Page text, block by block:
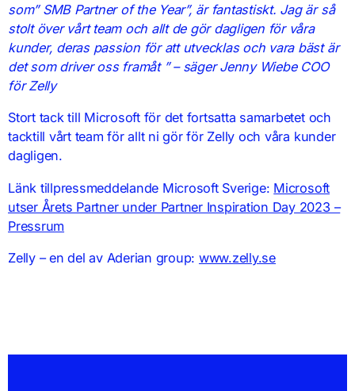
som” SMB Partner of the Year”, är fantastiskt. Jag är så
stolt över vårt team och allt de gör dagligen för våra
kunder, deras passion för att utvecklas och vara bäst är
det som driver oss framåt ” – säger Jenny Wiebe COO
för Zelly
Stort tack till Microsoft för det fortsatta samarbetet och
tacktill vårt team för allt ni gör för Zelly och våra kunder
dagligen.
Länk tillpressmeddelande Microsoft Sverige: Microsoft
utser Årets Partner under Partner Inspiration Day 2023 –
Pressrum
Zelly – en del av Aderian group: www.zelly.se